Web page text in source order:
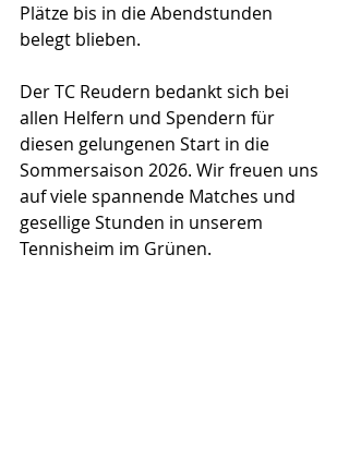
Plätze bis in die Abendstunden
belegt blieben.
Der TC Reudern bedankt sich bei
allen Helfern und Spendern für
diesen gelungenen Start in die
Sommersaison 2026. Wir freuen uns
auf viele spannende Matches und
gesellige Stunden in unserem
Tennisheim im Grünen.